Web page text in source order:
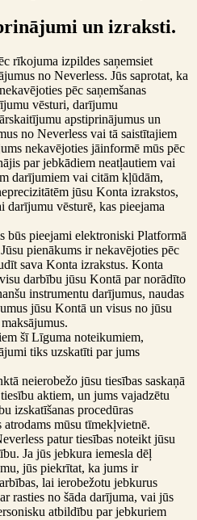
un izraksti.
rīkojuma izpildes saņemsiet
no Neverless. Jūs saprotat, ka
pēc saņemšanas
vēsturi, darījumu
apstiprinājumus un
no Neverless vai tā saistītajiem
nekavējoties jāinformē mūs pēc
par jebkādiem neatļautiem vai
darījumiem vai citām kļūdām,
jūsu Konta izrakstos,
darījumu vēsturē, kas pieejama
būs pieejami elektroniski Platformā
pienākums ir nekavējoties pēc
sava Konta izrakstus. Konta
darbību jūsu Kontā par norādīto
instrumentu darījumus, naudas
jūsu Kontā un visus no jūsu
šī Līguma noteikumiem,
tiks uzskatīti par jums
neierobežo jūsu tiesības saskaņā
aktiem, un jums vajadzētu
izskatīšanas procedūras
mūsu tīmekļvietnē.
patur tiesības noteikt jūsu
Ja jūs jebkura iemesla dēļ
jūs piekrītat, ka jums ir
lai ierobežotu jebkurus
rasties no šāda darījuma, vai jūs
atbildību par jebkuriem